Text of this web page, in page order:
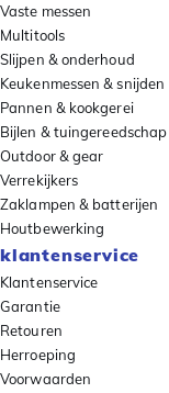
Vaste messen
Multitools
Slijpen & onderhoud
Keukenmessen & snijden
Pannen & kookgerei
Bijlen & tuingereedschap
Outdoor & gear
Verrekijkers
Zaklampen & batterijen
Houtbewerking
klantenservice
Klantenservice
Garantie
Retouren
Herroeping
Voorwaarden